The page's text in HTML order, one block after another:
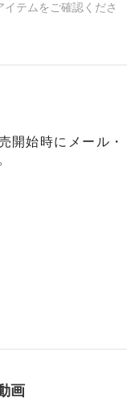
テムをご確認くださ
開始時にメール・
画